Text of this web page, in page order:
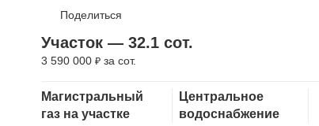
Поделиться
Участок — 32.1 сот.
3 590 000 ₽ за сот.
Магистральный
газ на участке
Центральное
водоснабжение